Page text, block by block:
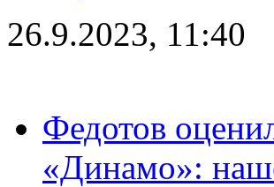
26.9.2023, 11:40
Федотов
«Динамо»: